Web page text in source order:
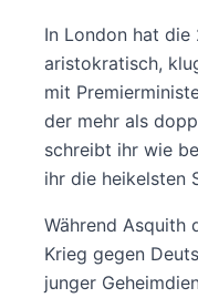
In London hat die
aristokratisch,
mit
der mehr als
schreibt ihr wie
ihr die heikelsten
Während Asquith
Krieg gegen
junger